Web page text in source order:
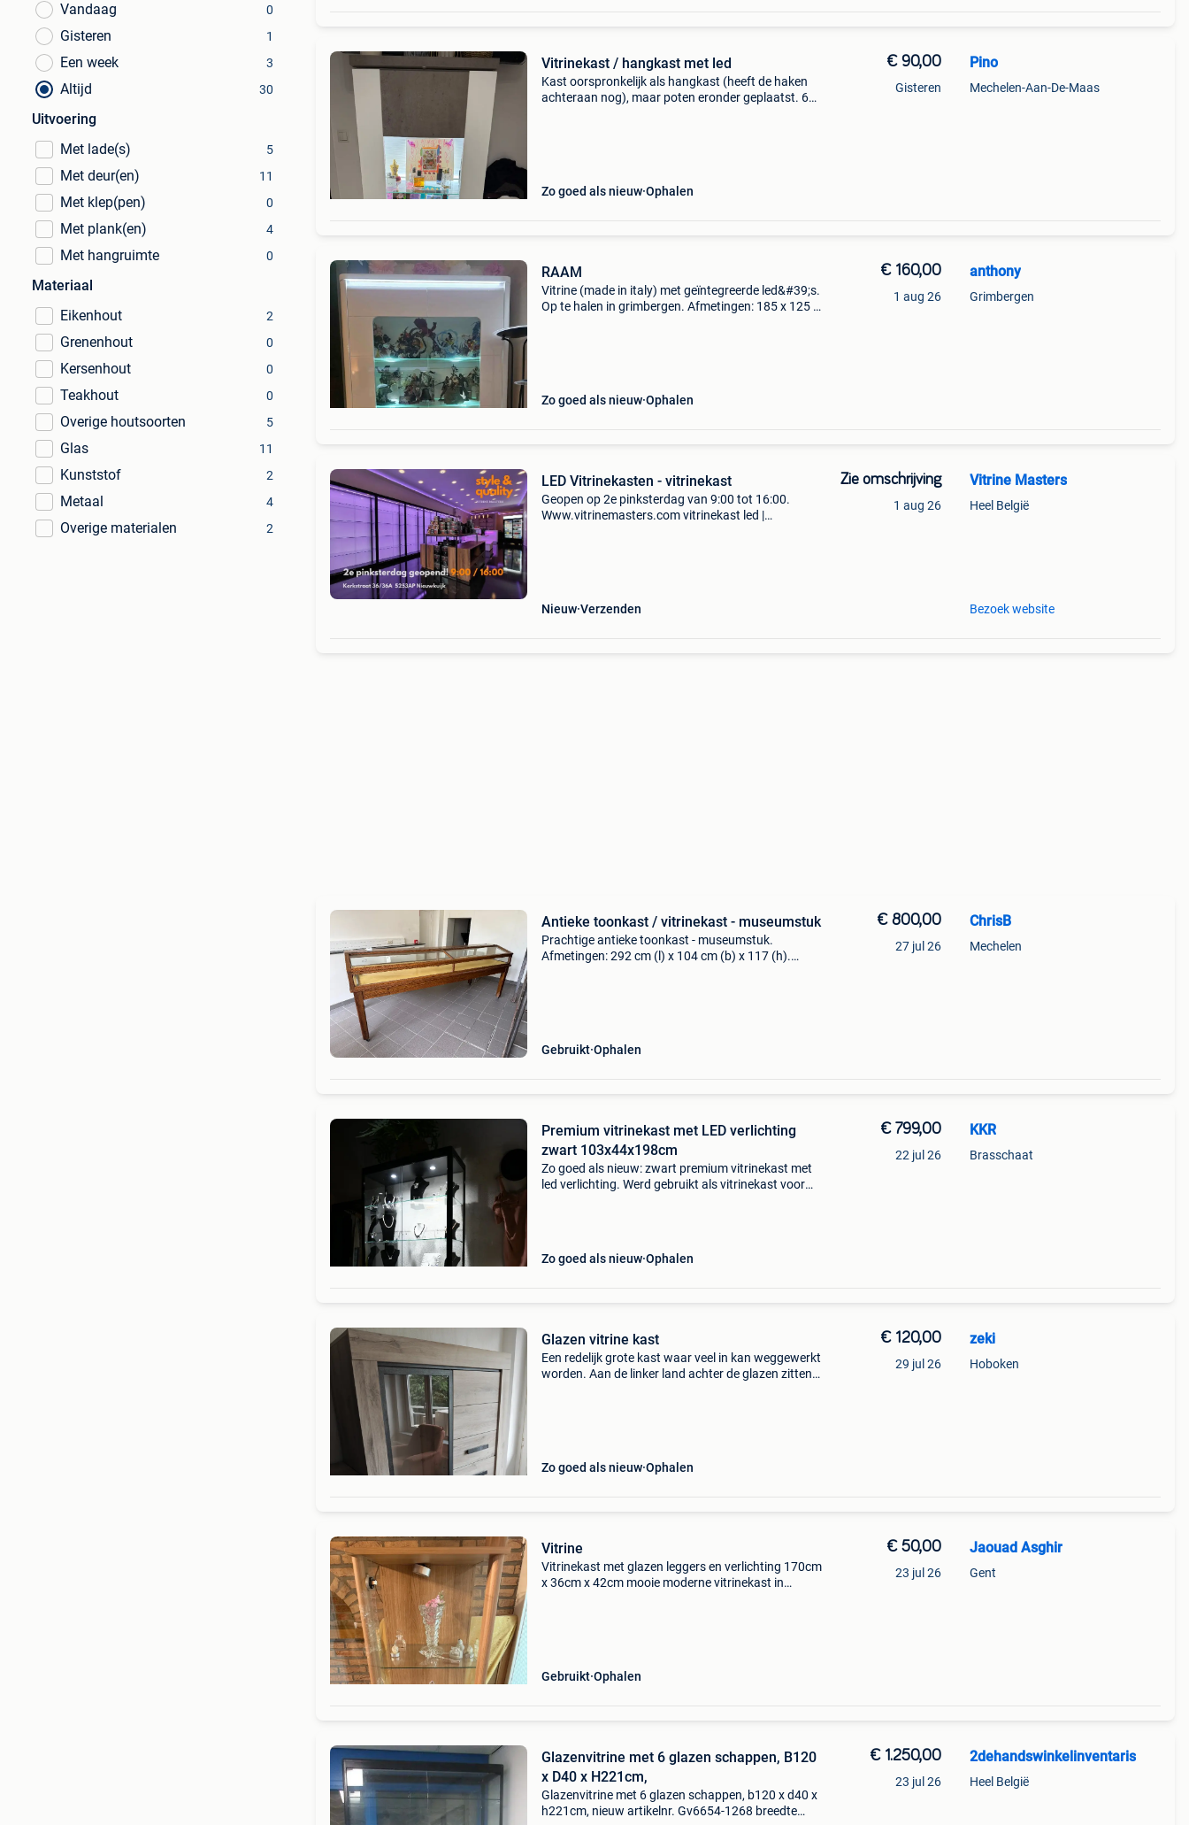
Vandaag
0
Gisteren 1
Een week 3
Altijd 30
Uitvoering
Met lade(s)
5
Met deur(en) 11
Met klep(pen) 0
Met plank(en) 4
Met hangruimte 0
Materiaal
Eikenhout
2
Grenenhout 0
Kersenhout 0
Teakhout 0
Overige houtsoorten 5
Glas 11
Kunststof 2
Metaal 4
Overige materialen 2
Vitrinekast / hangkast met led
Kast oorspronkelijk als hangkast (heeft de haken
achteraan nog), maar poten eronder geplaatst. 65
Zo goed als nieuw Ophalen
€ 90,00
Gisteren
Pino
Mechelen-Aan-De-Maas
RAAM
Vitrine (made in italy) met geïntegreerde led&#39;s.
Op te halen in grimbergen. Afmetingen: 185 x 125 x
Zo goed als nieuw Ophalen
€ 160,00
1 aug 26
anthony
Grimbergen
LED Vitrinekasten - vitrinekast
Geopen op 2e pinksterdag van 9:00 tot 16:00.
Www.vitrinemasters.com vitrinekast led |
Nieuw Verzenden
Zie omschrijving
1 aug 26
Vitrine Masters
Heel België
Bezoek website
Antieke toonkast / vitrinekast - museumstuk
Prachtige antieke toonkast - museumstuk.
Afmetingen: 292 cm (l) x 104 cm (b) x 117 (h).
Gebruikt Ophalen
€ 800,00
27 jul 26
ChrisB
Mechelen
Premium vitrinekast met LED verlichting
zwart 103x44x198cm
Zo goed als nieuw: zwart premium vitrinekast met
led verlichting. Werd gebruikt als vitrinekast voor
Zo goed als nieuw Ophalen
€ 799,00
22 jul 26
KKR
Brasschaat
Glazen vitrine kast
Een redelijk grote kast waar veel in kan weggewerkt
worden. Aan de linker land achter de glazen zitten
Zo goed als nieuw Ophalen
€ 120,00
29 jul 26
zeki
Hoboken
Vitrine
Vitrinekast met glazen leggers en verlichting 170cm
x 36cm x 42cm mooie moderne vitrinekast in
Gebruikt Ophalen
€ 50,00
23 jul 26
Jaouad Asghir
Gent
Glazenvitrine met 6 glazen schappen, B120
x D40 x H221cm,
Glazenvitrine met 6 glazen schappen, b120 x d40 x
h221cm, nieuw artikelnr. Gv6654-1268 breedte
€ 1.250,00
23 jul 26
2dehandswinkelinventaris
Heel België